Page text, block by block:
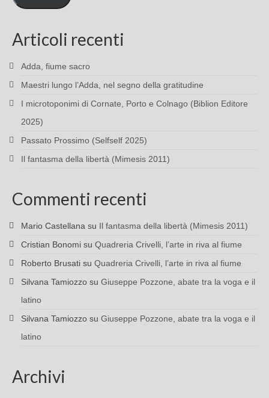
Articoli recenti
Adda, fiume sacro
Maestri lungo l’Adda, nel segno della gratitudine
I microtoponimi di Cornate, Porto e Colnago (Biblion Editore
2025)
Passato Prossimo (Selfself 2025)
Il fantasma della libertà (Mimesis 2011)
Commenti recenti
Mario Castellana su Il fantasma della libertà (Mimesis 2011)
Cristian Bonomi su Quadreria Crivelli, l’arte in riva al fiume
Roberto Brusati su Quadreria Crivelli, l’arte in riva al fiume
Silvana Tamiozzo su Giuseppe Pozzone, abate tra la voga e il
latino
Silvana Tamiozzo su Giuseppe Pozzone, abate tra la voga e il
latino
Archivi